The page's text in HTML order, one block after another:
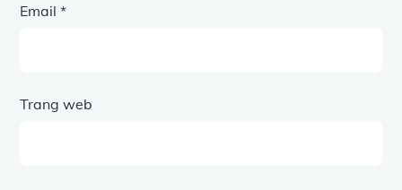
Email*
Trang web